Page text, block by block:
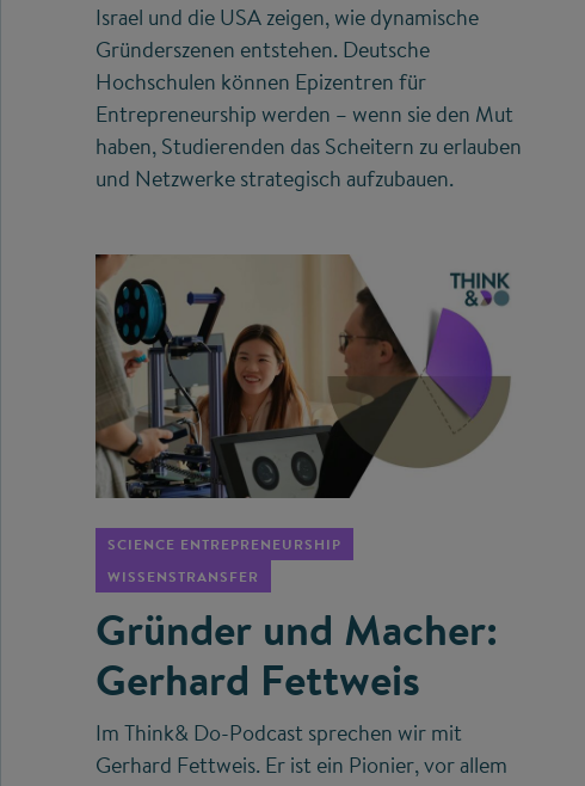
Israel und die USA zeigen, wie dynamische
Gründerszenen entstehen. Deutsche
Hochschulen können Epizentren für
Entrepreneurship werden – wenn sie den Mut
haben, Studierenden das Scheitern zu erlauben
und Netzwerke strategisch aufzubauen.
SCIENCE ENTREPRENEURSHIP
WISSENSTRANSFER
Gründer und Macher:
Gerhard Fettweis
Im Think& Do-Podcast sprechen wir mit
Gerhard Fettweis. Er ist ein Pionier, vor allem